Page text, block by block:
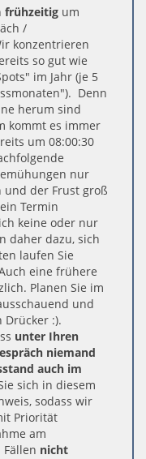
frühzeitig um
/
konzentrieren
so gut wie
im Jahr (je 5
Denn
herum sind
kommt es immer
um 08:00:30
nur
und der Frust groß
Termin
keine oder nur
daher dazu, sich
laufen Sie
eine frühere
Planen Sie im
und
:).
unter Ihren
niemand
auch im
sich in diesem
sodass wir
Priorität
am
nicht